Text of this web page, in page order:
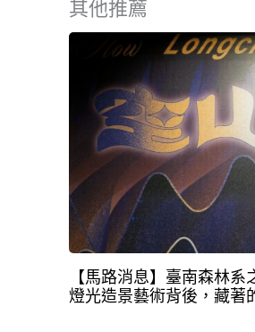
其他推薦
【馬路消息】臺南森林
燈光造景藝術背後，藏著